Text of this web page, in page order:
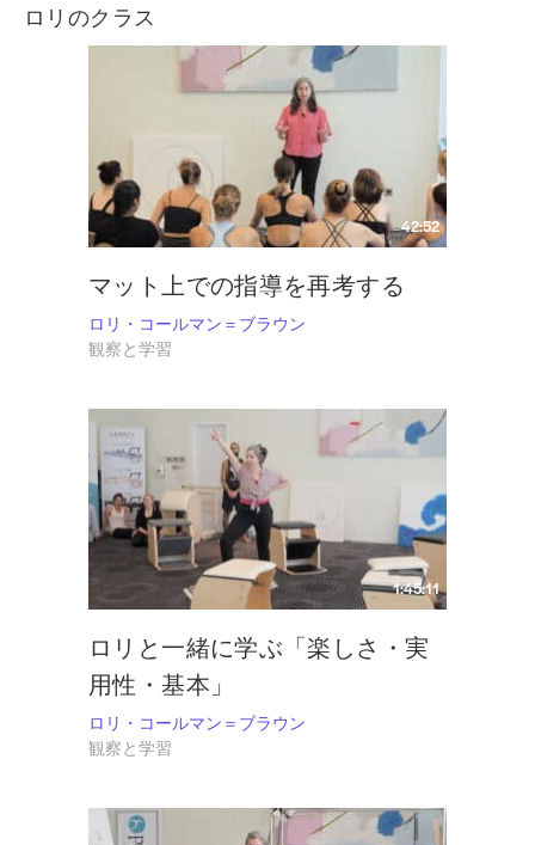
ロリは1983年にニューヨークでロマナのもとで
め、1986年には指導者としての活動を開始しました。ロマナの指
導のもと、ロリはエクササイズのフォームやリズムだけでなく、
人々が本当に必要としているものを提供する方法も学びまし
た。 ロリはロマーナから、「人は一人ひとりが絵画のようなも
ので、同じ人は二人といない」と教えられました。1999年、ロリ
はロマーナから直接、ティーチャートレーナーの一人として招か
れるという、この上ない光栄に浴しました。ロマーナは広範な道
を切り開き、そのダイナミックな指導法と生き方によって多くの
人々の心に響かせました。ロリは、この師との縁に深く感謝して
います。
ロリは、ニューヨーク州立大学パーチェス校でダンス専攻の美術
学士号を、テンプル大学で理学療法学修士号を取得していま
ードウェイ公演の舞台裏で、プロのダンサーたちのサポートにあ
たりました。1992年、ロリは西海岸に移り住み、太平洋岸北西部
で初のPilates センターを開設し、16年間にわたり共同ディレクタ
ーを務め、100名以上の優秀なインストラクターを育成しまし
た。 彼女は、Pilatesメソッド全体を探求し、それを一人ひとりに
きめ細かく応用することこそが、自身の真の情熱であることに気
づきました。そこで、指導活動に専念するため、スタジオの経営
から身を引くことを決意しました。Pilates を活用して、クライア
ントや自分自身をより強く、より柔軟に、そしてより幸せにする
手助けをしながら、彼女は毎日新しいことを学んでいます。
ロリのサイトへアクセスするには
Instagramの @loricolemanbrownを
ロリのクラス
42:52
マット上での指導を再考する
ロリ・コールマン＝ブラウン
観察と学習
1:45:11
ロリと一緒に学ぶ「楽しさ・実
用性・基本」
ロリ・コールマン＝ブラウン
観察と学習